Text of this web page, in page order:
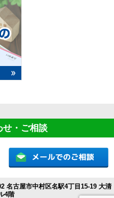
せ・ご相談
名古屋市中村区名駅4丁目15-19 大清
4階